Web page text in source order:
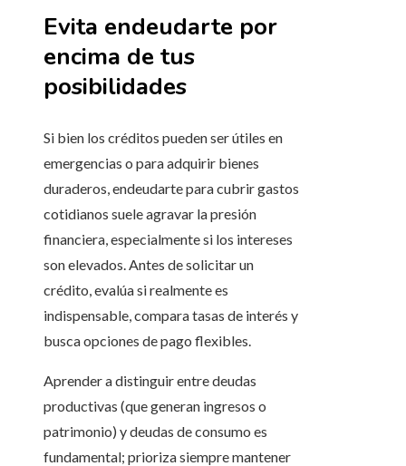
Evita endeudarte por
encima de tus
posibilidades
Si bien los créditos pueden ser útiles en
emergencias o para adquirir bienes
duraderos, endeudarte para cubrir gastos
cotidianos suele agravar la presión
financiera, especialmente si los intereses
son elevados. Antes de solicitar un
crédito, evalúa si realmente es
indispensable, compara tasas de interés y
busca opciones de pago flexibles.
Aprender a distinguir entre deudas
productivas (que generan ingresos o
patrimonio) y deudas de consumo es
fundamental; prioriza siempre mantener